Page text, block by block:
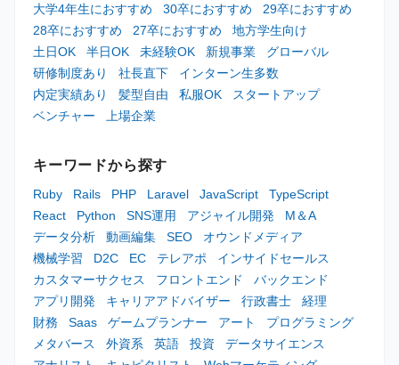
大学4年生におすすめ
30卒におすすめ
29卒におすすめ
28卒におすすめ
27卒におすすめ
地方学生向け
土日OK
半日OK 未経験OK 新規事業
グローバル
研修制度あり
社長直下
インターン生多数
内定実績あり
髪型自由 私服OK
スタートアップ
ベンチャー
上場企業
キーワードから探す
Ruby Rails PHP Laravel JavaScript
TypeScript
React
Python SNS運用 アジャイル開発
M＆A
データ分析
動画編集 SEO
オウンドメディア
機械学習
D2C EC テレアポ
インサイドセールス
カスタマーサクセス
フロントエンド
バックエンド
アプリ開発
キャリアアドバイザー 行政書士
経理
財務
Saas ゲームプランナー アート
プログラミング
メタバース
外資系 英語 投資
データサイエンス